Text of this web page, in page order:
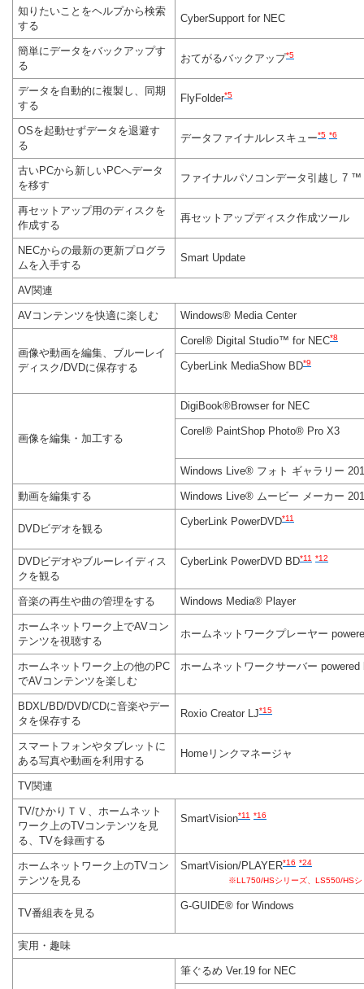
知りたいことをヘルプから検索
する
CyberSupport for NEC
簡単にデータをバックアップす
る
おてがるバックアップ*5
データを自動的に複製し、同期
する
FlyFolder*5
OSを起動せずデータを退避す
る
データファイナルレスキュー*5 *6
古いPCから新しいPCへデータ
を移す
ファイナルパソコンデータ引越し 7
再セットアップ用のディスクを
作成する
再セットアップディスク作成ツール
NECからの最新の更新プログラ
ムを入手する
Smart Update
AV関連
AVコンテンツを快適に楽しむ Windows® Media Center
画像や動画を編集、ブルーレイ
ディスク/DVDに保存する
Corel® Digital Studio™ for NEC*8
CyberLink MediaShow BD*9
画像を編集・加工する
DigiBook®Browser for NEC
Corel® PaintShop Photo® Pro X3
Windows Live® フォト ギャラリー
動画を編集する Windows Live® ムービー メーカー
DVDビデオを観る
CyberLink PowerDVD*11
DVDビデオやブルーレイディス
クを観る
CyberLink PowerDVD BD*11 *12
音楽の再生や曲の管理をする Windows Media® Player
ホームネットワーク上でAVコン
テンツを視聴する
ホームネットワークプレーヤー
ホームネットワーク上の他のPC
でAVコンテンツを楽しむ
ホームネットワークサーバー powered
BDXL/BD/DVD/CDに音楽やデー
タを保存する
Roxio Creator LJ*15
スマートフォンやタブレットに
ある写真や動画を利用する
Homeリンクマネージャ
TV関連
TV/ひかりＴＶ、ホームネット
ワーク上のTVコンテンツを見
る、TVを録画する
SmartVision*11 *16
ホームネットワーク上のTVコン
テンツを見る
SmartVision/PLAYER*16 *24
※LL750/HSシリーズ、LS550/HS
TV番組表を見る
G-GUIDE® for Windows
実用・趣味
筆ぐるめ Ver.19 for NEC